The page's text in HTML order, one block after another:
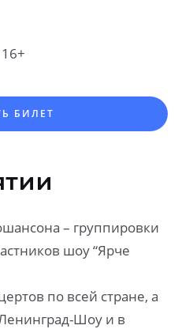
БИЛЕТ
– группировки
шоу “Ярче
по всей стране, а
Шоу и в